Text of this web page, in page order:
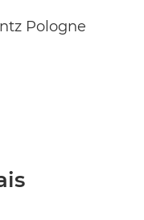
Pologne